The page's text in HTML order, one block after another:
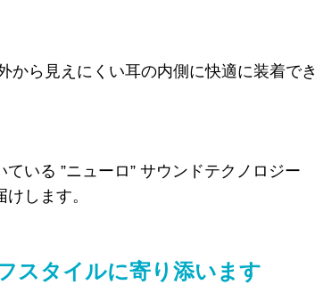
から見えにくい耳の内側に快適に装着でき
いる ”ニューロ” サウンドテクノロジー
します。
スタイルに寄り添います